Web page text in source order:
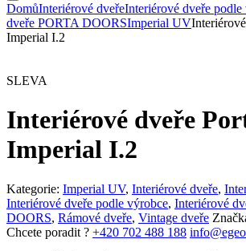
DomůInteriérové dveřeInteriérové dveře podle
dveře PORTA DOORSImperial UV
Imperial I.2
SLEVA
Interiérové dveře
Imperial I.2
Kategorie: Imperial UV, Interiérové dveře,
Interiérové dveře podle výrobce, Interiérové
DOORS, Rámové dveře, Vintage dveře
Chcete poradit ? +420 702 488 188